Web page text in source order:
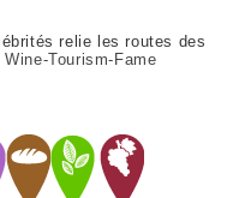
relie les routes des
Tourism-Fame